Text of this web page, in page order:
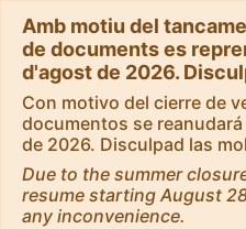
Amb motiu del
de documents es
d'agost de 2026.
Con motivo del cierre de
documentos se
de 2026. Disculpad las
Due to the summer
resume starting August
any inconvenience.